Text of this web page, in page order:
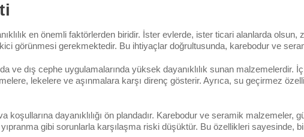
en önemli faktörlerden biridir. İster evlerde, ister ticari alanlarda
görünmesi gerekmektedir. Bu ihtiyaçlar doğrultusunda, karebodur ve
ve dış cephe uygulamalarında yüksek dayanıklılık sunan malzemelerdir.
lekelere ve aşınmalara karşı direnç gösterir. Ayrıca, su geçirmez
koşullarına dayanıklılığı ön plandadır. Karebodur ve seramik malzemeler,
gibi sorunlarla karşılaşma riski düşüktür. Bu özellikleri sayesinde,